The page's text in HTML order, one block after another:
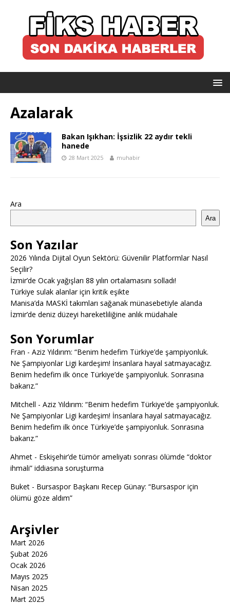
Azalarak
Bakan Işıkhan: İşsizlik 22 aydır tekli
hanede
28 Mart 2025 muhabir
Ara
Ara
Son Yazılar
2026 Yılında Dijital Oyun Sektörü: Güvenilir Platformlar Nasıl
Seçilir?
İzmir’de Ocak yağışları 88 yılın ortalamasını solladı!
Türkiye sulak alanlar için kritik eşikte
Manisa’da MASKİ takımları sağanak münasebetiyle alanda
İzmir’de deniz düzeyi hareketliliğine anlık müdahale
Son Yorumlar
Fran - Aziz Yıldırım: “Benim hedefim Türkiye’de şampiyonluk.
Ne Şampiyonlar Ligi kardeşim! İnsanlara hayal satmayacağız.
Benim hedefim ilk önce Türkiye’de şampiyonluk. Sonrasına
bakarız.”
Mitchell - Aziz Yıldırım: “Benim hedefim Türkiye’de şampiyonluk.
Ne Şampiyonlar Ligi kardeşim! İnsanlara hayal satmayacağız.
Benim hedefim ilk önce Türkiye’de şampiyonluk. Sonrasına
bakarız.”
Ahmet - Eskişehir’de tümör ameliyatı sonrası ölümde “doktor
ihmali” iddiasına soruşturma
Buket - Bursaspor Başkanı Recep Günay: “Bursaspor için
ölümü göze aldım”
Arşivler
Mart 2026
Şubat 2026
Ocak 2026
Mayıs 2025
Nisan 2025
Mart 2025